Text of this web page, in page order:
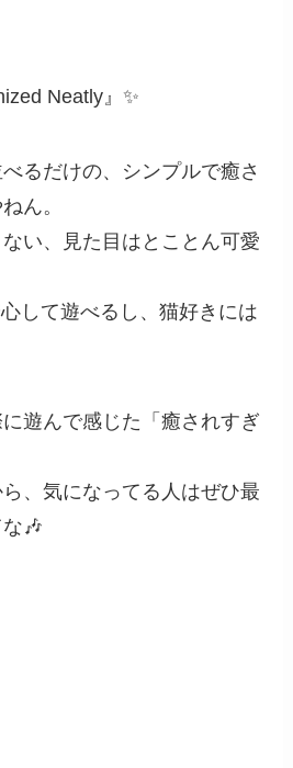
Neatly』✨
るだけの、シンプルで癒さ
ん。
い、見た目はとことん可愛
して遊べるし、猫好きには
遊んで感じた「癒されすぎ
、気になってる人はぜひ最
🎶